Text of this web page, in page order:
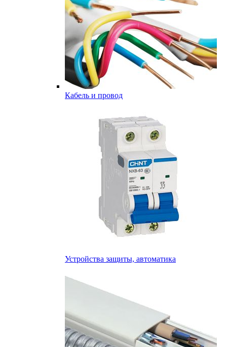
Кабель и провод
Устройства защиты, автоматика